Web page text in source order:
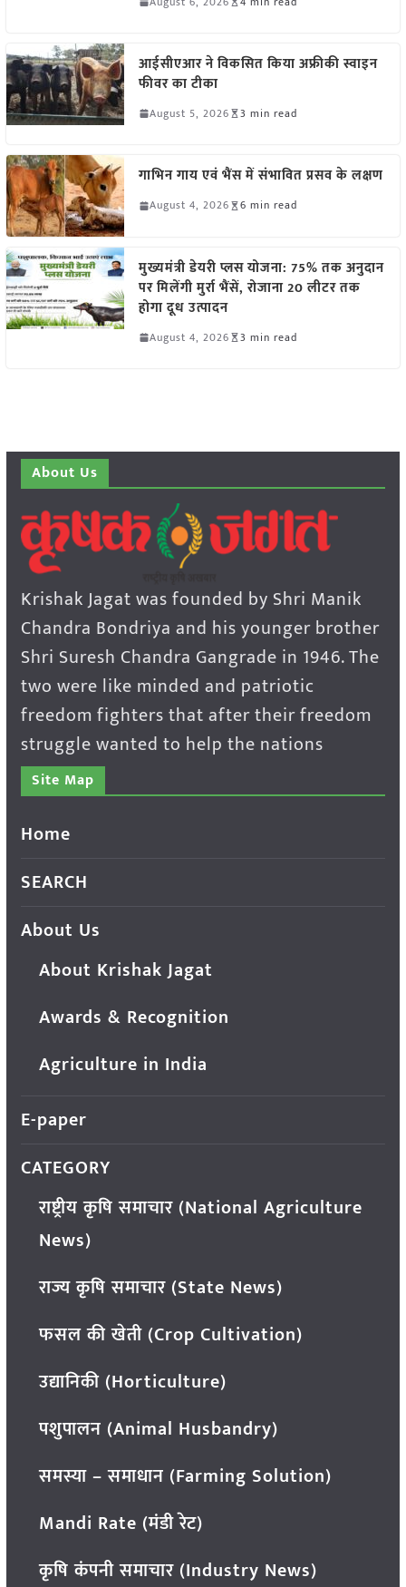
आईसीएआर ने विकसित किया अफ्रीकी स्वाइन
फीवर का टीका
August 5, 2026 3 min read
गाभिन गाय एवं भैंस में संभावित प्रसव के लक्षण
August 4, 2026 6 min read
मुख्यमंत्री डेयरी प्लस योजना: 75% तक अनुदान
पर मिलेंगी मुर्रा भैंसें, रोजाना 20 लीटर तक
होगा दूध उत्पादन
August 4, 2026 3 min read
About Us
Krishak Jagat was founded by Shri Manik
Chandra Bondriya and his younger brother
Shri Suresh Chandra Gangrade in 1946. The
two were like minded and patriotic
freedom fighters that after their freedom
struggle wanted to help the nations
Site Map
Home
SEARCH
About Us
About Krishak Jagat
Awards & Recognition
Agriculture in India
E-paper
CATEGORY
राष्ट्रीय कृषि समाचार (National Agriculture
News)
राज्य कृषि समाचार (State News)
फसल की खेती (Crop Cultivation)
उद्यानिकी (Horticulture)
पशुपालन (Animal Husbandry)
समस्या – समाधान (Farming Solution)
Mandi Rate (मंडी रेट)
कृषि कंपनी समाचार (Industry News)